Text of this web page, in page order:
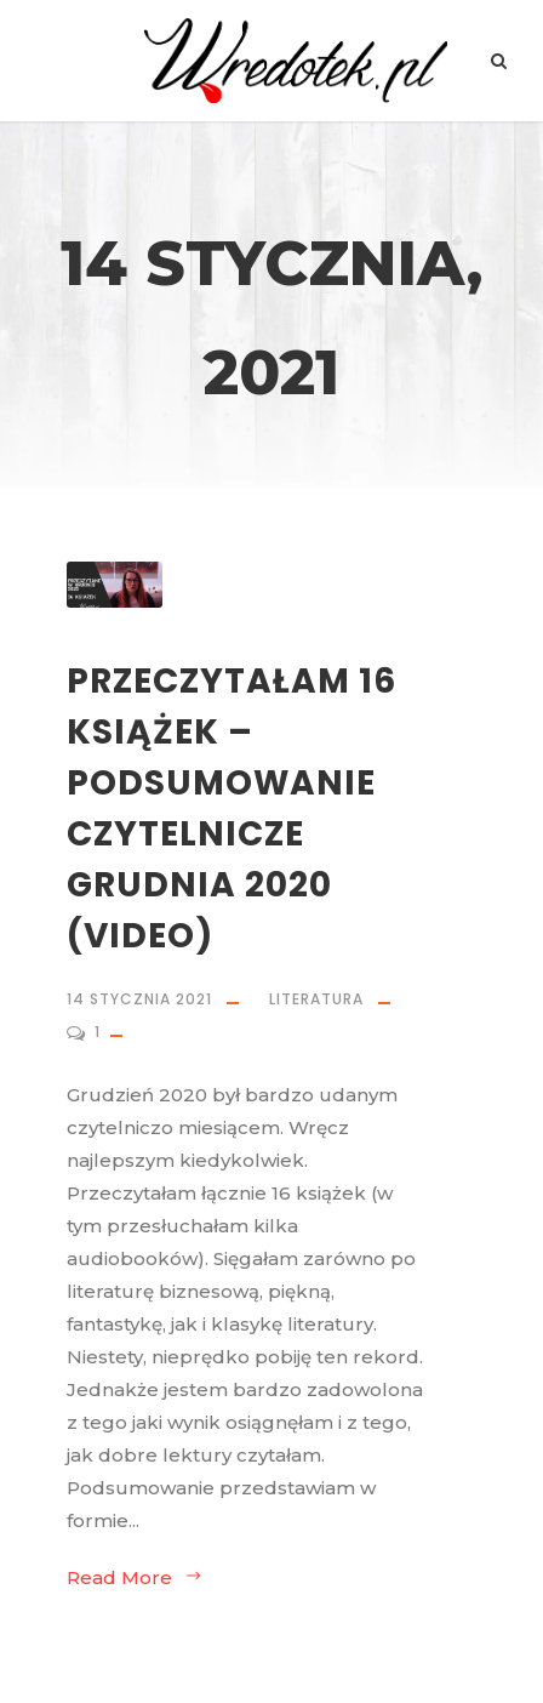
14 STYCZNIA,
2021
PRZECZYTAŁAM 16
KSIĄŻEK –
PODSUMOWANIE
CZYTELNICZE
GRUDNIA 2020
(VIDEO)
14 STYCZNIA 2021
LITERATURA
1
Grudzień 2020 był bardzo udanym
czytelniczo miesiącem. Wręcz
najlepszym kiedykolwiek.
Przeczytałam łącznie 16 książek (w
tym przesłuchałam kilka
audiobooków). Sięgałam zarówno po
literaturę biznesową, piękną,
fantastykę, jak i klasykę literatury.
Niestety, nieprędko pobiję ten rekord.
Jednakże jestem bardzo zadowolona
z tego jaki wynik osiągnęłam i z tego,
jak dobre lektury czytałam.
Podsumowanie przedstawiam w
formie...
Read More